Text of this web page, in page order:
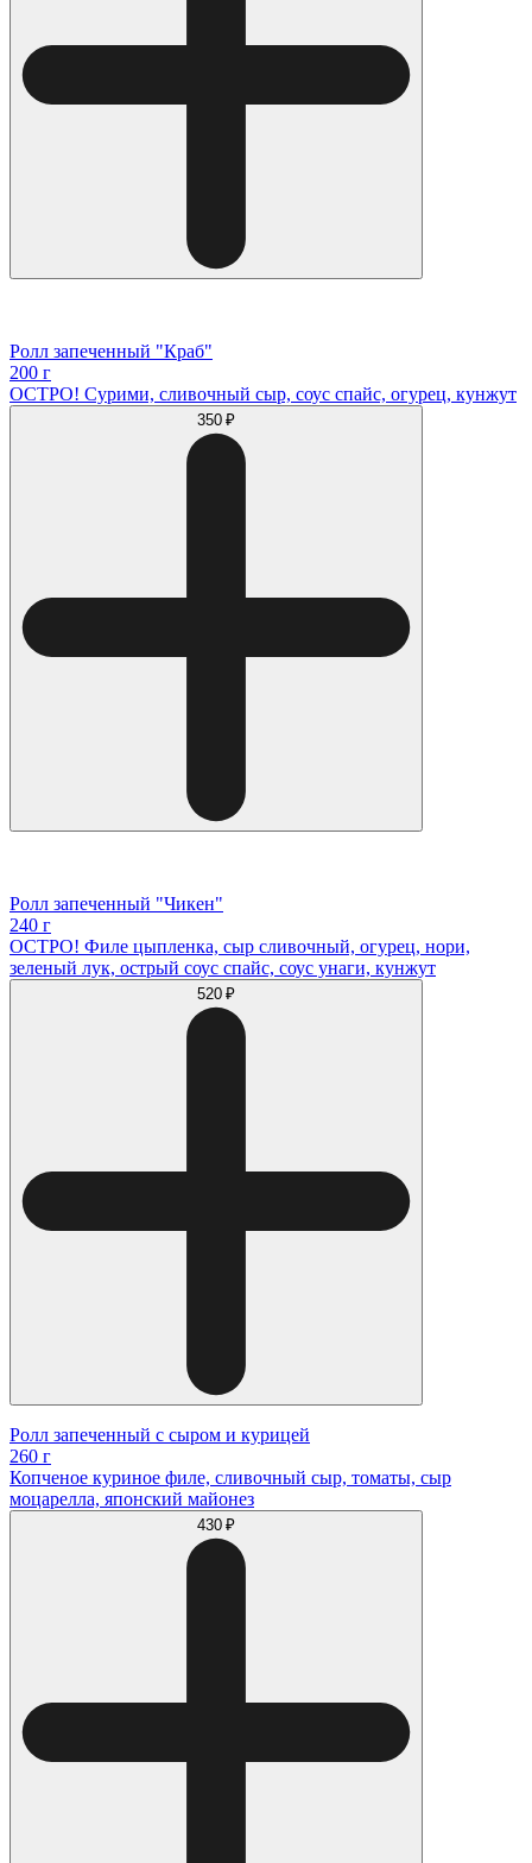
Ролл запеченный "Краб"
200 г
ОСТРО! Сурими, сливочный сыр, соус спайс, огурец, кунжут
350 ₽
Ролл запеченный "Чикен"
240 г
ОСТРО! Филе цыпленка, сыр сливочный, огурец, нори,
зеленый лук, острый соус спайс, соус унаги, кунжут
520 ₽
Ролл запеченный с сыром и курицей
260 г
Копченое куриное филе, сливочный сыр, томаты, сыр
моцарелла, японский майонез
430 ₽